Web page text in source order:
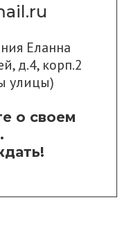
Еланна
д.4, корп.2
улицы)
о своем